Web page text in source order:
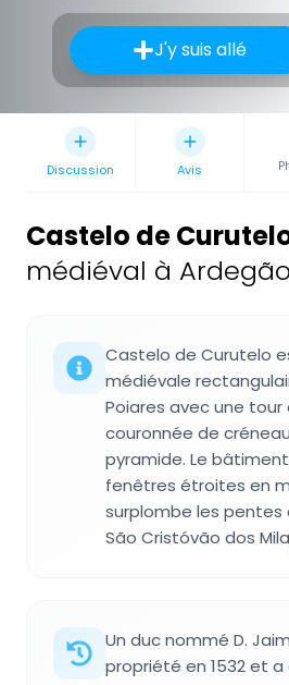
J'y suis allé
Discussion Avis
Castelo de
médiéval à
Castelo de Curutelo
médiévale
Poiares avec une
couronnée de
pyramide. Le
fenêtres étroites en
surplombe les
São Cristóvão dos
Un duc nommé D.
propriété en 1532 et a